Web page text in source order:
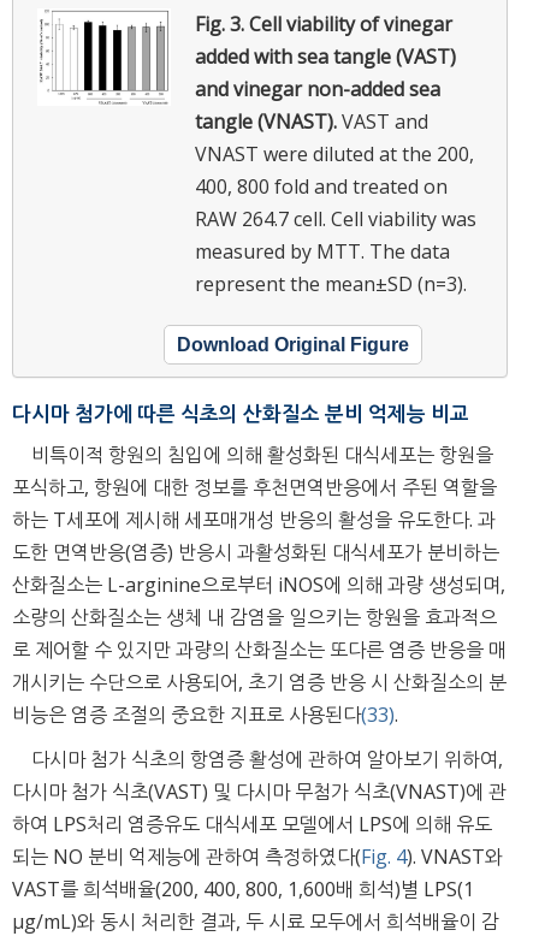
Fig. 3.Cell viability of vinegar
added with sea tangle (VAST)
and vinegar non-added sea
tangle (VNAST).VAST and
VNAST were diluted at the 200,
400, 800 fold and treated on
RAW 264.7 cell. Cell viability was
measured by MTT. The data
represent the mean±SD (n=3).
Download Original Figure
다시마 첨가에 따른 식초의 산화질소 분비 억제능 비교
비특이적 항원의 침입에 의해 활성화된 대식세포는 항원을
포식하고, 항원에 대한 정보를 후천면역반응에서 주된 역할을
하는 T세포에 제시해 세포매개성 반응의 활성을 유도한다. 과
도한 면역반응(염증) 반응시 과활성화된 대식세포가 분비하는
산화질소는 L-arginine으로부터 iNOS에 의해 과량 생성되며,
소량의 산화질소는 생체 내 감염을 일으키는 항원을 효과적으
로 제어할 수 있지만 과량의 산화질소는 또다른 염증 반응을 매
개시키는 수단으로 사용되어, 초기 염증 반응 시 산화질소의 분
비능은 염증 조절의 중요한 지표로 사용된다(33).
다시마 첨가 식초의 항염증 활성에 관하여 알아보기 위하여,
다시마 첨가 식초(VAST) 및 다시마 무첨가 식초(VNAST)에 관
하여 LPS처리 염증유도 대식세포 모델에서 LPS에 의해 유도
되는 NO 분비 억제능에 관하여 측정하였다(Fig. 4). VNAST와
VAST를 희석배율(200, 400, 800, 1,600배 희석)별 LPS(1
μg/mL)와 동시 처리한 결과, 두 시료 모두에서 희석배율이 감